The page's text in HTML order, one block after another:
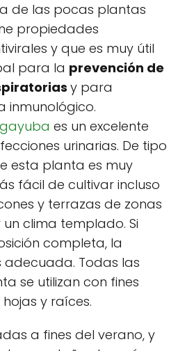
de las pocas plantas
propiedades
y que es muy útil
para la prevención de
y para
inmunológico.
gayuba es un excelente
urinarias. De tipo
esta planta es muy
fácil de cultivar incluso
y terrazas de zonas
clima templado. Si
completa, la
Todas las
se utilizan con fines
y raíces.
a fines del verano, y